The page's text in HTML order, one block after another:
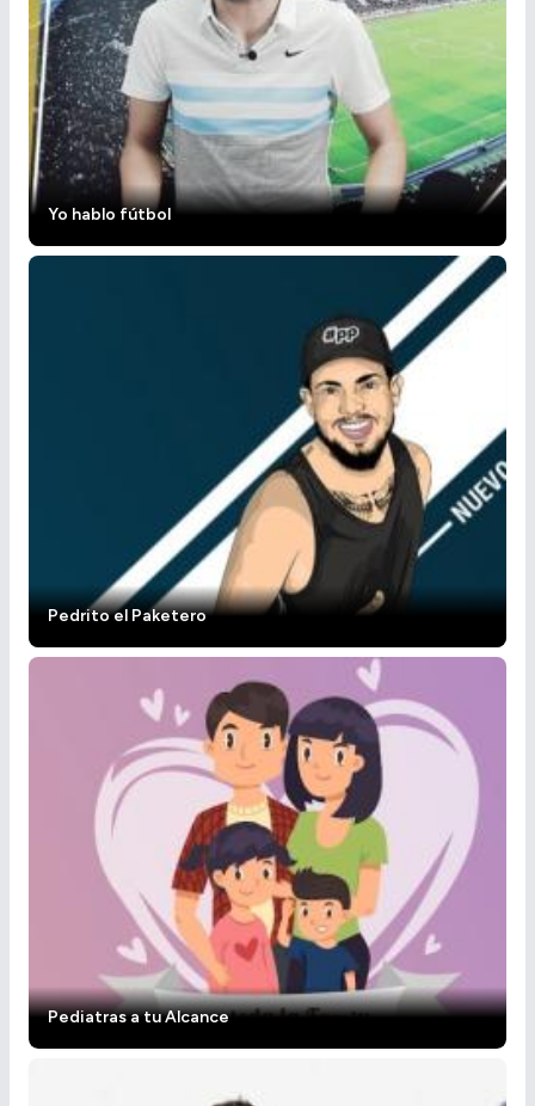
Yo hablo fútbol
Pedrito el Paketero
Pediatras a tu Alcance